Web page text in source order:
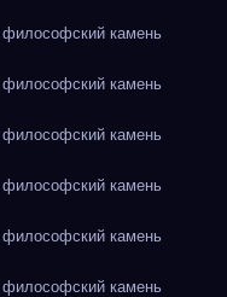
камень
камень
камень
камень
камень
камень